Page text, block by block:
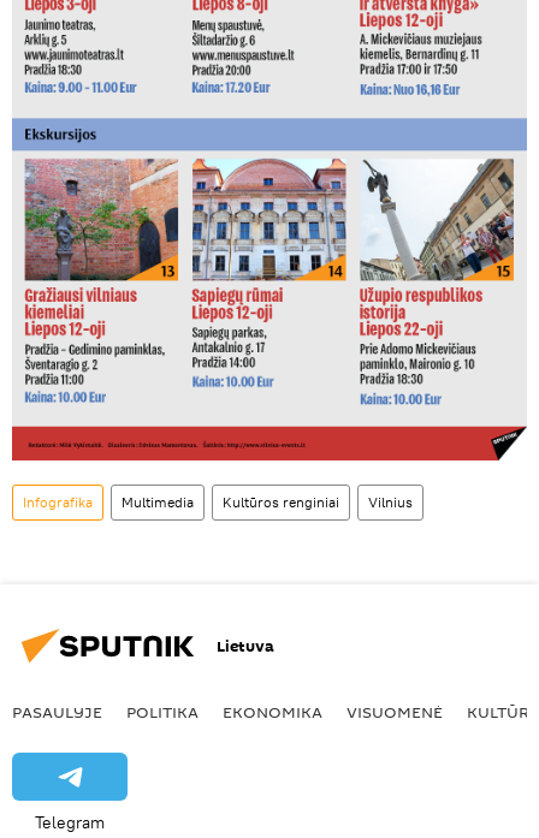
Infografika Multimedia Kultūros renginiai Vilnius
Lietuva
PASAULYJE POLITIKA EKONOMIKA VISUOMENĖ KULTŪRA
Telegram